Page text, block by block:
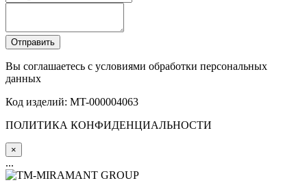
Вы соглашаетесь с условиями обработки персональных
данных
Код изделий: MT-000004063
ПОЛИТИКА КОНФИДЕНЦИАЛЬНОСТИ
×
...